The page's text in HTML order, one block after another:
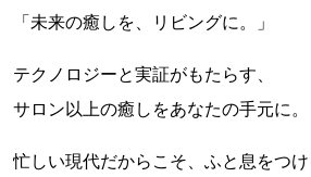
「未来の癒しを、リビングに。」
テクノロジーと実証がもたらす、
サロン以上の癒しをあなたの手元に。
忙しい現代だからこそ、ふと息をつけ